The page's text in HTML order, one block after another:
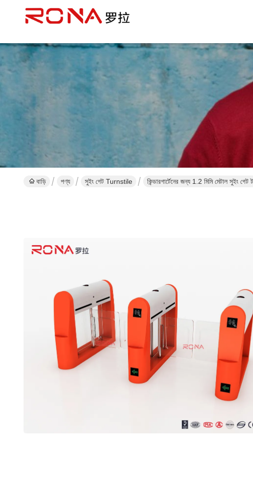
বাড়ি পণ্য সুইং গেট Turnstile কিন্ডারগার্টেনের জন্য 1.2 ​​মিমি মেটাল সুইং গেট